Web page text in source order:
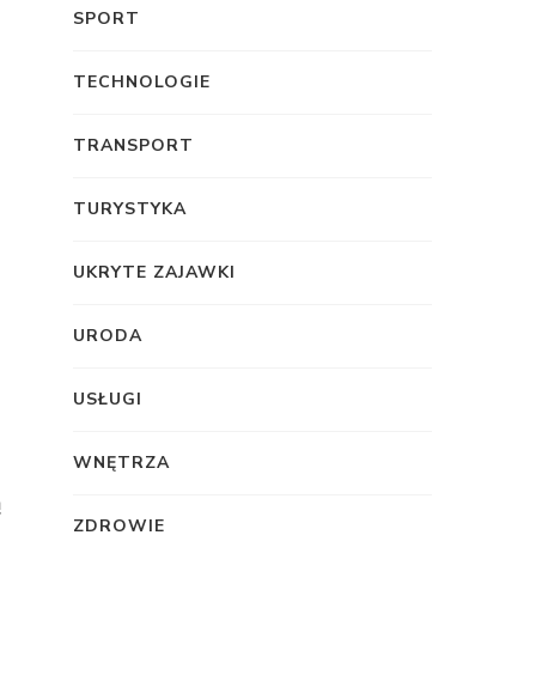
SPORT
TECHNOLOGIE
TRANSPORT
TURYSTYKA
UKRYTE ZAJAWKI
URODA
USŁUGI
WNĘTRZA
ZDROWIE